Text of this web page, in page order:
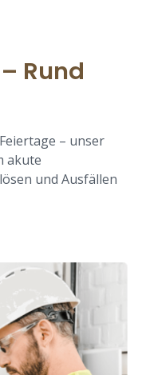
Rund
– unser
akute
und Ausfällen